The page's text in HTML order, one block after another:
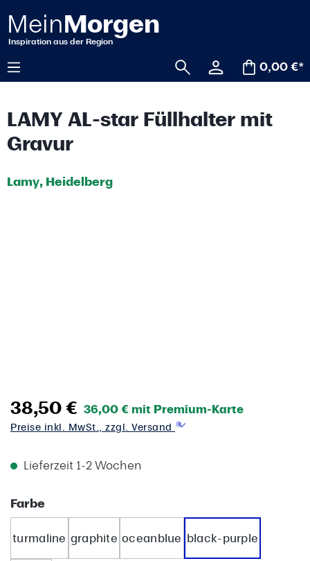
springen
0,00 €*
LAMY AL-star Füllhalter mit
Gravur
Lamy, Heidelberg
38,50 € 36,00 € mit Premium-Karte
Preise inkl. MwSt., zzgl. Versand
Lieferzeit 1-2 Wochen
Farbeauswählen
turmaline graphite oceanblue black-purple